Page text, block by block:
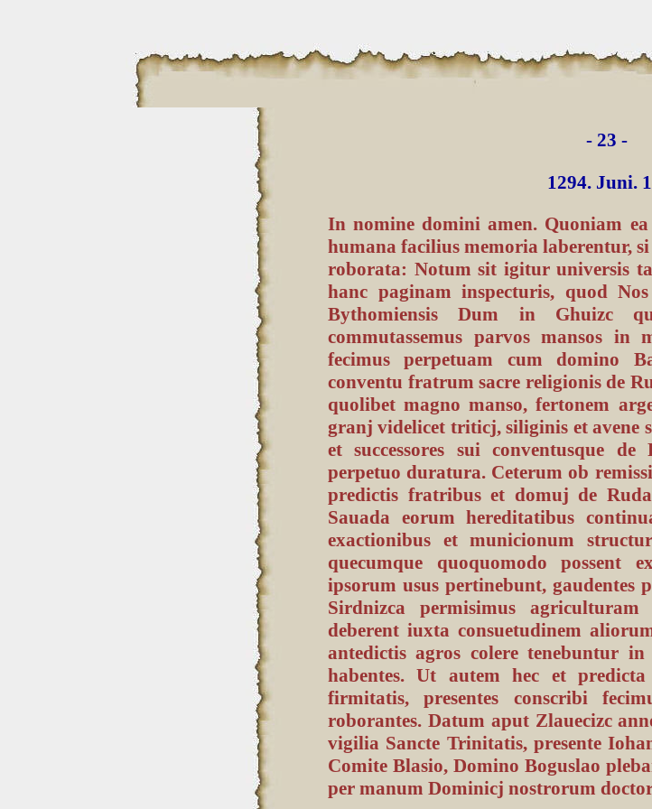
- 23 -
1294. Juni.
In nomine domini amen. Quoniam
humana facilius memoria laberentur,
roborata: Notum sit igitur universis
hanc paginam inspecturis, quod
Bythomiensis Dum in Ghuizc
commutassemus parvos mansos in
fecimus perpetuam cum domino
conventu fratrum sacre religionis de
quolibet magno manso, fertonem
granj videlicet triticj, siliginis et avene
et successores sui conventusque
perpetuo duratura. Ceterum ob
predictis fratribus et domuj de
Sauada eorum hereditatibus
exactionibus et municionum
quecumque quoquomodo possent
ipsorum usus pertinebunt, gaudentes
Sirdnizca permisimus
deberent iuxta consuetudinem
antedictis agros colere tenebuntur
habentes. Ut autem hec et
firmitatis, presentes conscribi
roborantes. Datum aput Zlauecizc
vigilia Sancte Trinitatis, presente
Comite Blasio, Domino Boguslao
per manum Dominicj nostrorum